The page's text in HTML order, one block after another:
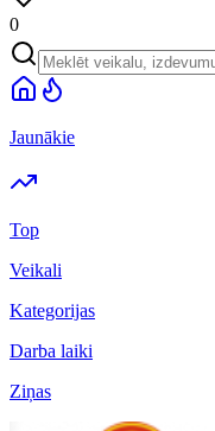
0
Jaunākie
Top
Veikali
Kategorijas
Darba laiki
Ziņas